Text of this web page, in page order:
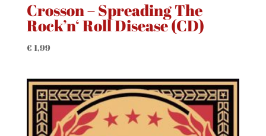
Crosson – Spreading The
Rock’n‘ Roll Disease (CD)
€ 1,99